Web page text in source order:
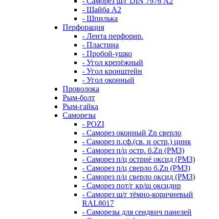
- Шайба А2
- Шпилька
Перфорация
- Лента перфорир.
- Пластина
- Пробой-ушко
- Угол крепёжный
- Угол кронштейн
- Угол оконный
Проволока
Рым-болт
Рым-гайка
Саморезы
- POZI
- Саморез оконный Zn сверло
- Саморез п.сф.(св. и остр.) цинк
- Саморез п/ц остр. б.Zn (РМЗ)
- Саморез п/ц остриё оксид (РМЗ)
- Саморез п/ц сверло б.Zn (РМЗ)
- Саморез п/ц сверло оксид (РМЗ)
- Саморез пот/г кр/ш оксидир
- Саморез ш/г тёмно-коричневый
RAL8017
- Саморезы для сендвич панелей